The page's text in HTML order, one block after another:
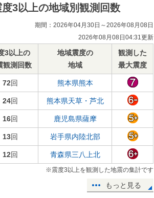
度3以上の地域別観測回数
期間：2026年04月30日～2026年08月08日
2026年08月08日04:31更新
3以上の
観測回数
地域震度の
地域
観測した
最大震度
72回 熊本県熊本
24回 熊本県天草・芦北
16回 鹿児島県薩摩
13回 岩手県内陸北部
12回 青森県三八上北
※震度3以上を観測した地震の集計です
もっと見る